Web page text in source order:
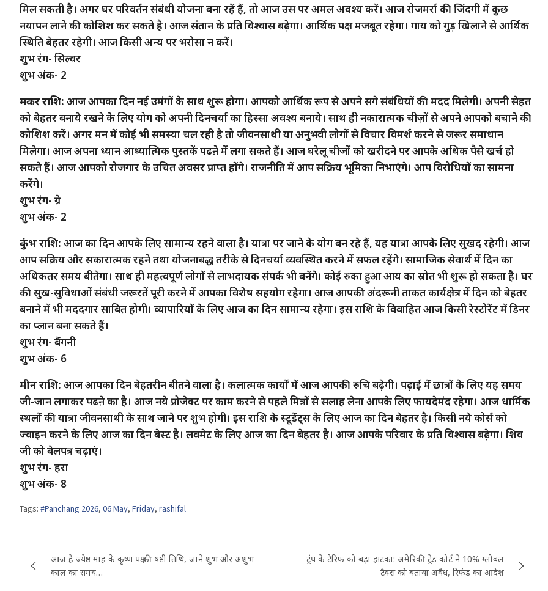
मिल सकती है। अगर घर परिवर्तन संबंधी योजना बना रहें हैं, तो आज उस पर अमल अवश्य करें। आज रोजमर्रा की जिंदगी में कुछ
नयापन लाने की कोशिश कर सकते है। आज संतान के प्रति विश्वास बढ़ेगा। आर्थिक पक्ष मजबूत रहेगा। गाय को गुड़ खिलाने से आर्थिक
स्थिति बेहतर रहेगी। आज किसी अन्य पर भरोसा न करें।
शुभ रंग- सिल्वर
शुभ अंक- 2
मकर राशि: आज आपका दिन नई उमंगों के साथ शुरू होगा। आपको आर्थिक रूप से अपने सगे संबंधियों की मदद मिलेगी। अपनी सेहत
को बेहतर बनाये रखने के लिए योग को अपनी दिनचर्या का हिस्सा अवश्य बनाये। साथ ही नकारात्मक चीज़ों से अपने आपको बचाने की
कोशिश करें। अगर मन में कोई भी समस्या चल रही है तो जीवनसाथी या अनुभवी लोगों से विचार विमर्श करने से जरूर समाधान
मिलेगा। आज अपना ध्यान आध्यात्मिक पुस्तकें पढऩे में लगा सकते हैं। आज घरेलू चीजों को खरीदने पर आपके अधिक पैसे खर्च हो
सकते हैं। आज आपको रोजगार के उचित अवसर प्राप्त होंगे। राजनीति में आप सक्रिय भूमिका निभाएंगे। आप विरोधियों का सामना
करेंगे।
शुभ रंग- ग्रे
शुभ अंक- 2
कुंभ राशि: आज का दिन आपके लिए सामान्य रहने वाला है। यात्रा पर जाने के योग बन रहे हैं, यह यात्रा आपके लिए सुखद रहेगी। आज
आप सक्रिय और सकारात्मक रहने तथा योजनाबद्ध तरीके से दिनचर्या व्यवस्थित करने में सफल रहेंगे। सामाजिक सेवार्थ में दिन का
अधिकतर समय बीतेगा। साथ ही महत्वपूर्ण लोगों से लाभदायक संपर्क भी बनेंगे। कोई रुका हुआ आय का स्रोत भी शुरू हो सकता है। घर
की सुख-सुविधाओं संबंधी जरूरतें पूरी करने में आपका विशेष सहयोग रहेगा। आज आपकी अंदरूनी ताकत कार्यक्षेत्र में दिन को बेहतर
बनाने में भी मददगार साबित होगी। व्यापारियों के लिए आज का दिन सामान्य रहेगा। इस राशि के विवाहित आज किसी रेस्टोरेंट में डिनर
का प्लान बना सकते हैं।
शुभ रंग- बैंगनी
शुभ अंक- 6
मीन राशि: आज आपका दिन बेहतरीन बीतने वाला है। कलात्मक कार्यों में आज आपकी रुचि बढ़ेगी। पढ़ाई में छात्रों के लिए यह समय
जी-जान लगाकर पढऩे का है। आज नये प्रोजेक्ट पर काम करने से पहले मित्रों से सलाह लेना आपके लिए फायदेमंद रहेगा। आज धार्मिक
स्थलों की यात्रा जीवनसाथी के साथ जाने पर शुभ होगी। इस राशि के स्टूडेंट्स के लिए आज का दिन बेहतर है। किसी नये कोर्स को
ज्वाइन करने के लिए आज का दिन बेस्ट है। लवमेट के लिए आज का दिन बेहतर है। आज आपके परिवार के प्रति विश्वास बढ़ेगा। शिव
जी को बेलपत्र चढ़ाएं।
शुभ रंग- हरा
शुभ अंक- 8
Tags: #Panchang 2026, 06 May, Friday, rashifal
navigation
आज है ज्येष्ठ माह के कृष्ण पक्ष की षष्ठी तिथि, जाने शुभ और अशुभ
काल का समय…
ट्रंप के टैरिफ को बड़ा झटका: अमेरिकी ट्रेड कोर्ट ने 10% ग्लोबल
टैक्स को बताया अवैध, रिफंड का आदेश